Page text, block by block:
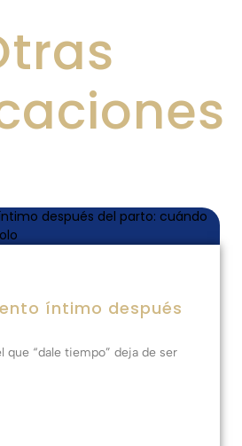
íntimo después
que “dale tiempo” deja de ser